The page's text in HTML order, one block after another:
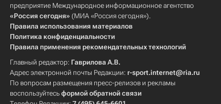
предприятие Международное информационное агентство
«Россия сегодня» (МИА «Россия сегодня»).
Правила использования материалов
Политика конфиденциальности
Правила применения рекомендательных технологий
Главный редактор: Гаврилова А.В.
Адрес электронной почты Редакции: r-sport.internet@ria.ru
По вопросам размещения пресс-релизов и рекламы
воспользуйтесьформой обратной связи